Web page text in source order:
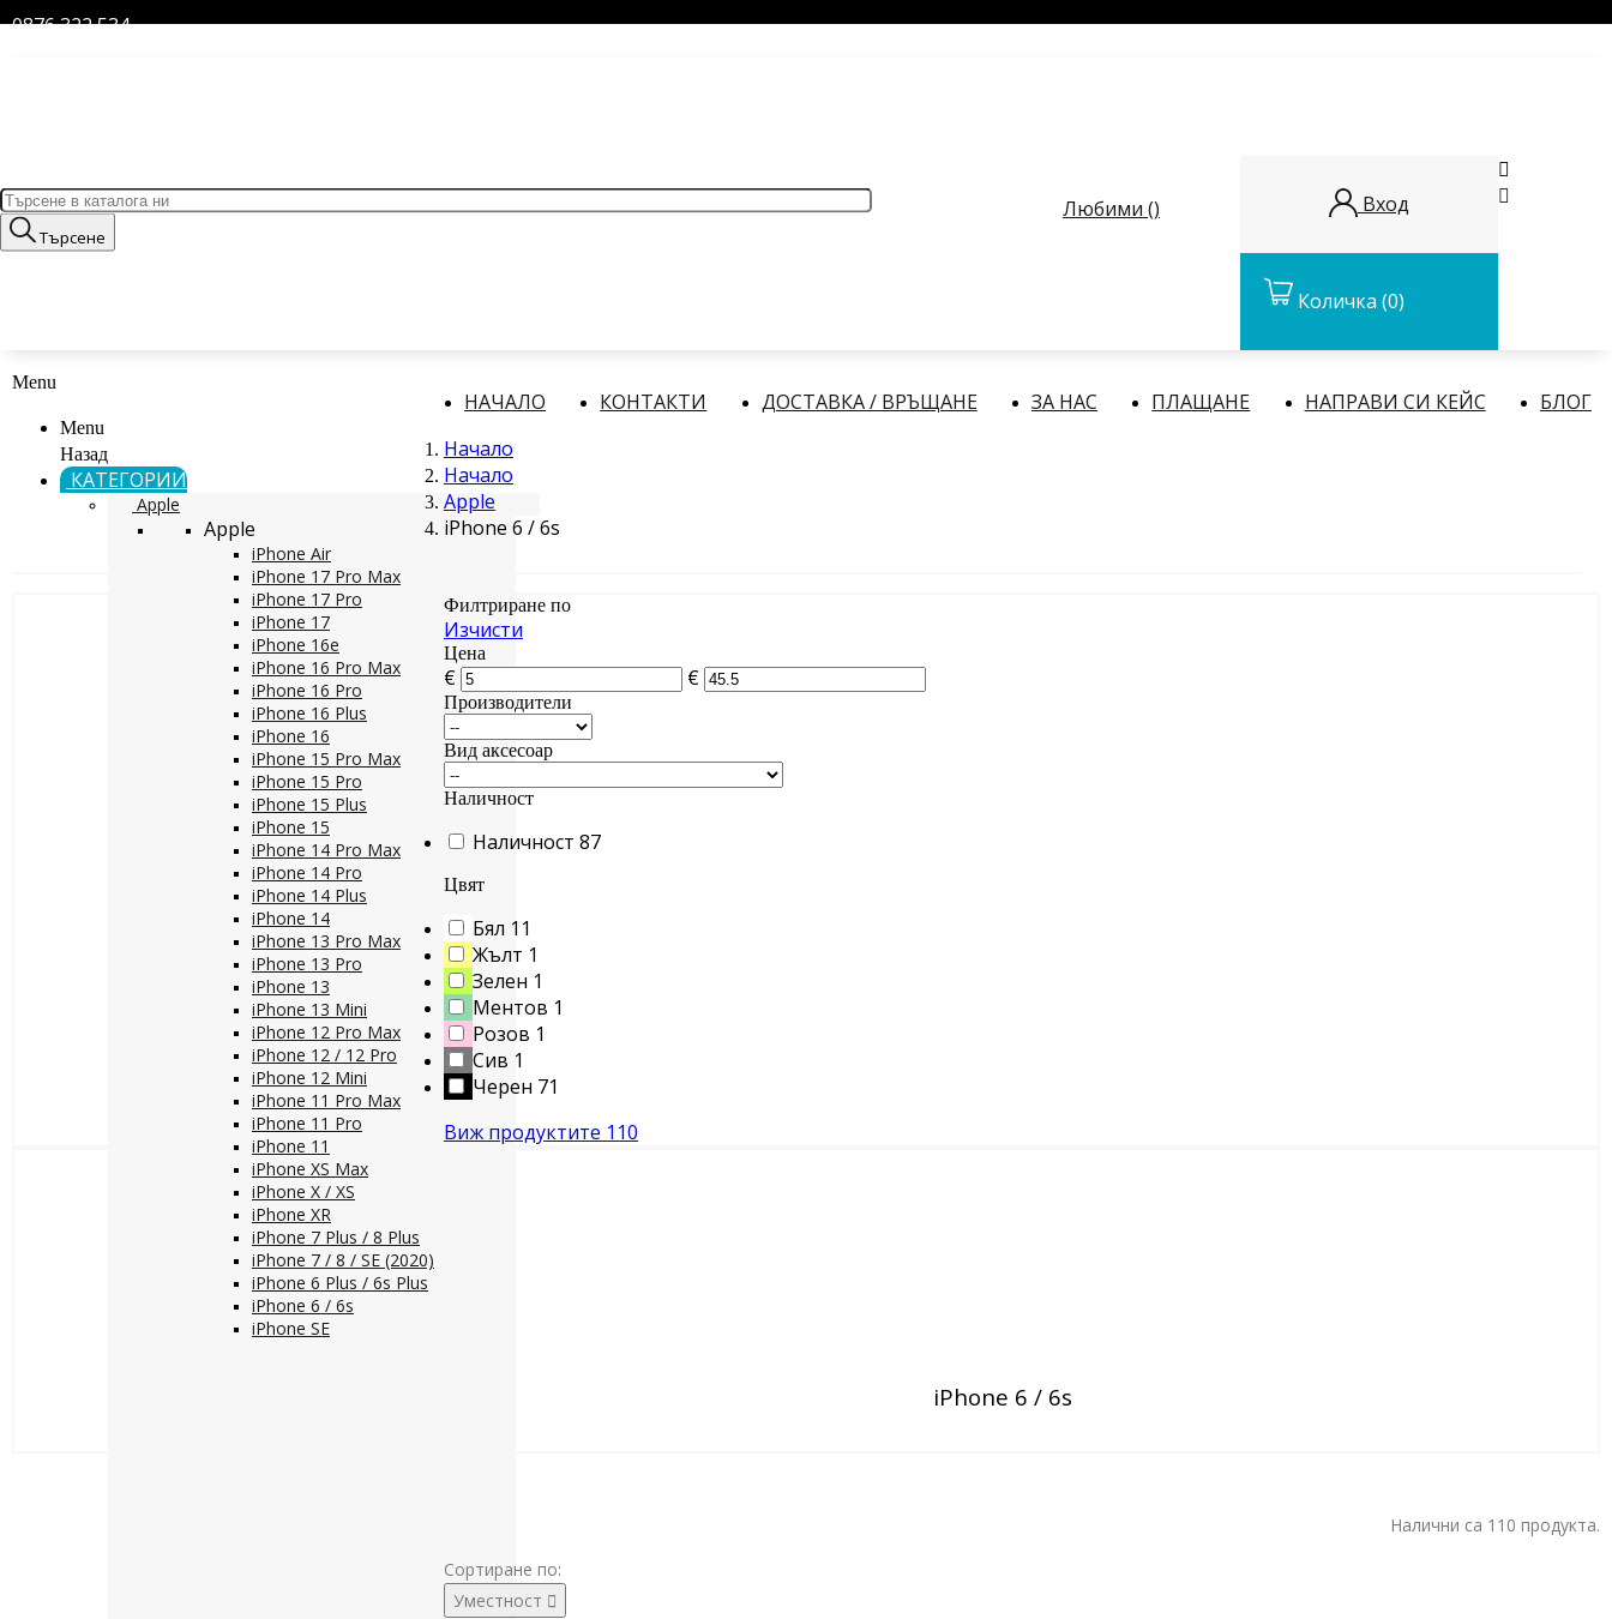
0876 322 534
Търсене
Любими () Вход
Количка (0)


Menu
Menu
Назад
КАТЕГОРИИ
Apple
Apple
iPhone Air
iPhone 17 Pro Max
iPhone 17 Pro
iPhone 17
iPhone 16e
iPhone 16 Pro Max
iPhone 16 Pro
iPhone 16 Plus
iPhone 16
iPhone 15 Pro Max
iPhone 15 Pro
iPhone 15 Plus
iPhone 15
iPhone 14 Pro Max
iPhone 14 Pro
iPhone 14 Plus
iPhone 14
iPhone 13 Pro Max
iPhone 13 Pro
iPhone 13
iPhone 13 Mini
iPhone 12 Pro Max
iPhone 12 / 12 Pro
iPhone 12 Mini
iPhone 11 Pro Max
iPhone 11 Pro
iPhone 11
iPhone XS Max
iPhone X / XS
iPhone XR
iPhone 7 Plus / 8 Plus
iPhone 7 / 8 / SE (2020)
iPhone 6 Plus / 6s Plus
iPhone 6 / 6s
iPhone SE
НАЧАЛО КОНТАКТИ ДОСТАВКА / ВРЪЩАНЕ ЗА НАС ПЛАЩАНЕ НАПРАВИ СИ КЕЙС
БЛОГ
Начало
Начало
Apple
iPhone 6 / 6s
Филтриране по
Изчисти
Цена
€ €
Производители
Вид аксесоар
Наличност
Наличност 87
Цвят
Бял 11
Жълт 1
Зелен 1
Ментов 1
Розов 1
Сив 1
Черен 71
Виж продуктите 110
iPhone 6 / 6s
Налични са 110 продукта.
Сортиране по:
Уместност 